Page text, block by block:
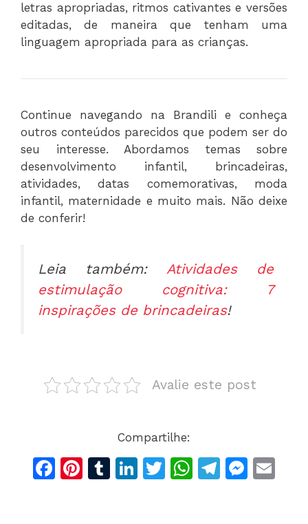
letras apropriadas, ritmos cativantes e versões
editadas, de maneira que tenham uma
linguagem apropriada para as crianças.
Continue navegando na Brandili e conheça
outros conteúdos parecidos que podem ser do
seu interesse. Abordamos temas sobre
desenvolvimento infantil, brincadeiras,
atividades, datas comemorativas, moda
infantil, maternidade e muito mais. Não deixe
de conferir!
Leia também: Atividades de
estimulação cognitiva: 7
inspirações de brincadeiras!
Avalie este post
Compartilhe:
F
Pi T
Li T
W T
M